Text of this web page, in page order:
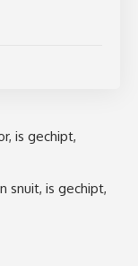
is gechipt,
snuit, is gechipt,